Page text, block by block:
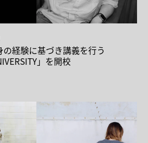
経験に基づき講義を行う
」を開校